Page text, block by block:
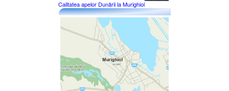
Calitatea apelor Dunării la Murighiol